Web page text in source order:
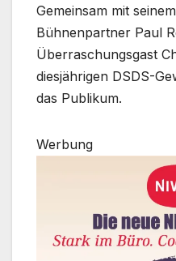
Gemeinsam mit
Bühnenpartner Paul
Überraschungsgast
diesjährigen DSDS-
das Publikum.
Werbung